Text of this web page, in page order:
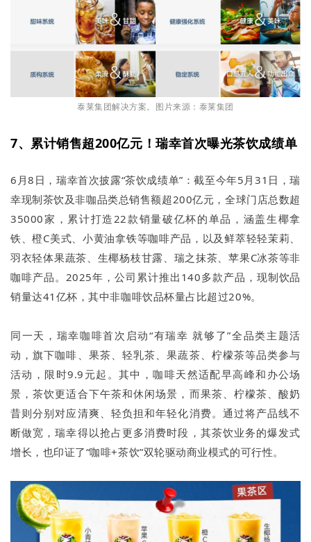
泰莱集团解决方案。图片来源：泰莱集团
7、累计销售超200亿元！瑞幸首次曝光茶饮成绩单
6月8日，瑞幸首次披露“茶饮成绩单”：截至今年5月31日，瑞
幸现制茶饮及非咖品类总销售额超200亿元，全球门店总数超
35000家，累计打造22款销量破亿杯的单品，涵盖生椰拿
铁、橙C美式、小黄油拿铁等咖啡产品，以及鲜萃轻轻茉莉、
羽衣轻体果蔬茶、生椰杨枝甘露、瑞之抹茶、苹果C冰茶等非
咖啡产品。2025年，公司累计推出140多款产品，现制饮品
销量达41亿杯，其中非咖啡饮品杯量占比超过20%。
同一天，瑞幸咖啡首次启动“有瑞幸 就够了”全品类主题活
动，旗下咖啡、果茶、轻乳茶、果蔬茶、柠檬茶等品类参与
活动，限时9.9元起。其中，咖啡天然适配早高峰和办公场
景，茶饮更适合下午茶和休闲场景，而果茶、柠檬茶、酸奶
昔则分别对应清爽、轻负担和年轻化消费。通过将产品线不
断做宽，瑞幸得以抢占更多消费时段，其茶饮业务的爆发式
增长，也印证了“咖啡+茶饮”双轮驱动商业模式的可行性。